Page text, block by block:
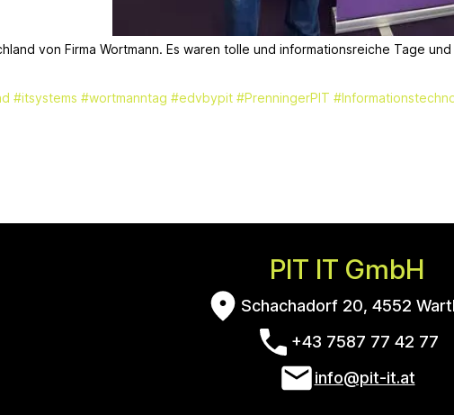
von Firma Wortmann. Es waren tolle und informationsreiche Tage
#itsystems #wortmanntag #edvbypit #PrenningerPIT
PIT IT GmbH
Schachadorf 20, 4552
+43 7587 77 42 77
info@pit-it.at